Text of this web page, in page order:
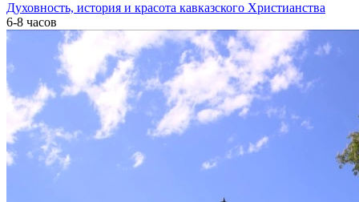
Духовность, история и красота кавказского Христианства
6-8 часов